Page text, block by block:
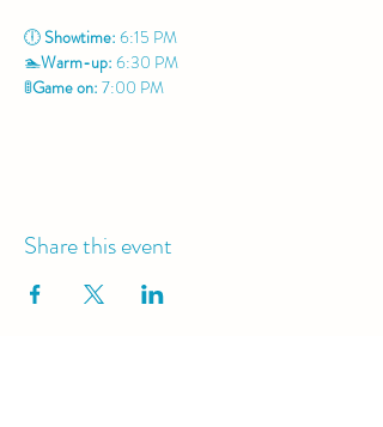
🕕 Showtime: 6:15 PM
🏊Warm-up: 6:30 PM
🚦Game on: 7:00 PM
Share this event